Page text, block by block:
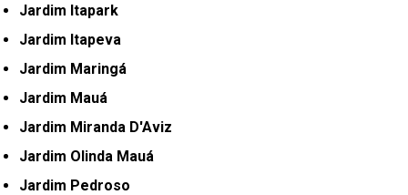
Jardim Itapark
Jardim Itapeva
Jardim Maringá
Jardim Mauá
Jardim Miranda D'Aviz
Jardim Olinda Mauá
Jardim Pedroso